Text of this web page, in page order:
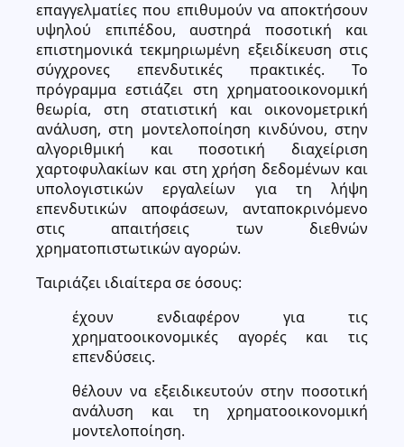
επαγγελματίες που επιθυμούν να αποκτήσουν
υψηλού επιπέδου, αυστηρά ποσοτική και
επιστημονικά τεκμηριωμένη εξειδίκευση στις
σύγχρονες επενδυτικές πρακτικές. Το
πρόγραμμα εστιάζει στη χρηματοοικονομική
θεωρία, στη στατιστική και οικονομετρική
ανάλυση, στη μοντελοποίηση κινδύνου, στην
αλγοριθμική και ποσοτική διαχείριση
χαρτοφυλακίων και στη χρήση δεδομένων και
υπολογιστικών εργαλείων για τη λήψη
επενδυτικών αποφάσεων, ανταποκρινόμενο
στις απαιτήσεις των διεθνών
χρηματοπιστωτικών αγορών.
Ταιριάζει ιδιαίτερα σε όσους:
έχουν ενδιαφέρον για τις
χρηματοοικονομικές αγορές και τις
επενδύσεις.
θέλουν να εξειδικευτούν στην ποσοτική
ανάλυση και τη χρηματοοικονομική
μοντελοποίηση.